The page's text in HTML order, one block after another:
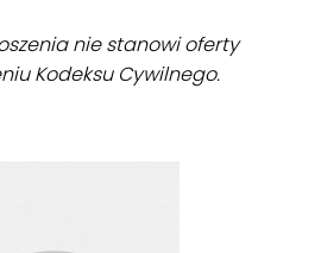
nie stanowi oferty
Kodeksu Cywilnego.